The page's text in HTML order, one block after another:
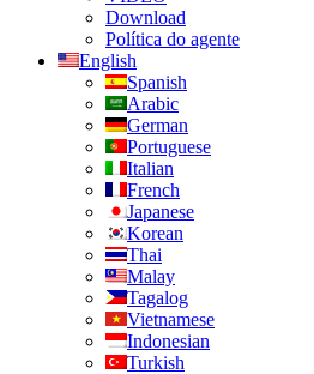
Download
Política do agente
English
Spanish
Arabic
German
Portuguese
Italian
French
Japanese
Korean
Thai
Malay
Tagalog
Vietnamese
Indonesian
Turkish